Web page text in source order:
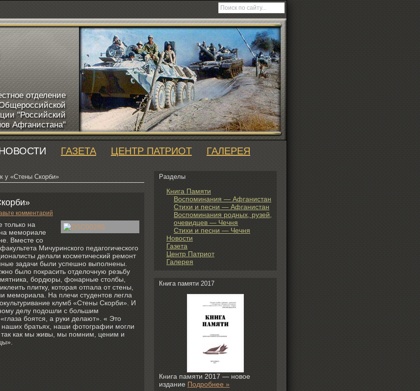
отделение
"Российский
Афганистана"
ГАЗЕТА ЦЕНТР ПАТРИОТ ГАЛЕРЕЯ
у «Стены Скорби»
комментарий
только на
мемориале
Вместе со
Мичуринского педагогического
делали косметический ремонт
задачи были успешно выполнены.
было покрасить отделочную резьбу
бордюры, фонарные столбы,
плитку, которая отпала от стены,
мемориала. На плечи студентов легла
клумб «Стены Скорби». И
делу подошли с большим
боятся, а руки делают». « Это
братьях, наши фотографии могли
так как мы живы, мы помним, ценим и
Разделы
Книга Памяти
Воспоминания — Афганистан
Стихи и песни — Афганистан
Воспоминания родных, рузей,
очевидцев — Чечня
Стихи и песни — Чечня
Новости
Газета
Центр Патриот
Галерея
Книга памяти 2017
Книга памяти 2017 — новое
издание Подробнее »